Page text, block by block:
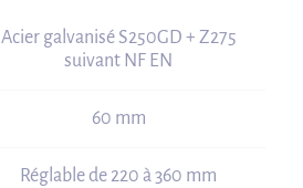
Acier galvanisé S250GD + Z275
suivant NF EN
60 mm
Réglable de 220 à 360 mm